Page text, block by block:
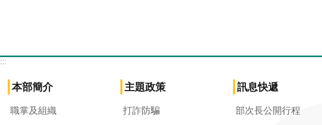
:::
本部簡介
職掌及組織
主題政策
打詐防騙
訊息快遞
部次長公開行程